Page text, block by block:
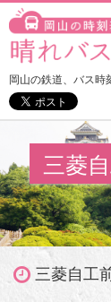
岡山の鉄道、バス時
三菱
三菱自工